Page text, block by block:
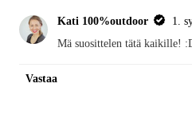
Kati 100%outdoor
1.
Mä suosittelen tätä kaikille!
Vastaa